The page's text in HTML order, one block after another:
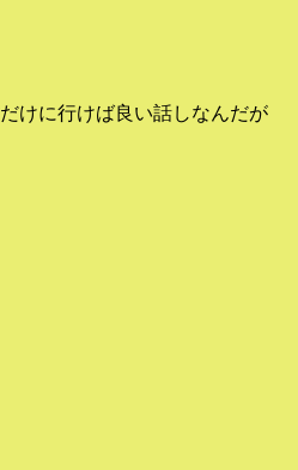
けに行けば良い話しなんだが